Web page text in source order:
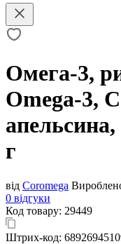
Омега-3,
Omega-3,
апельсина,
г
від Coromega
0 відгуки
Код товару: 29449
Штрих-код: